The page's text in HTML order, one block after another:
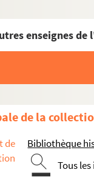
enseignes de
de la
de
Bibliothèque
Tous
0422. Léon Storch
0439. Tengwall et
0408. Augustine
016-0071. Valenciennes